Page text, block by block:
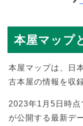
本屋マップ
本屋マップは、日
古本屋の情報を収
2023年1月5日時点
が公開する最新デ